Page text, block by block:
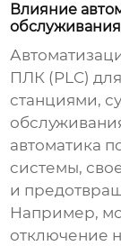
Влияние
обслуживания
ПЛК (PLC)
станциями,
автоматика
системы,
и
Например,
отключение